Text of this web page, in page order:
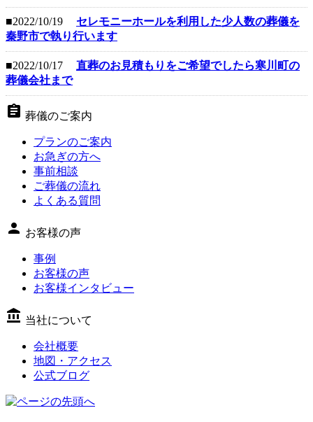
■2022/10/19
セレモニーホールを利用した少人数の葬儀を
秦野市で執り行います
■2022/10/17
直葬のお見積もりをご希望でしたら寒川町の
葬儀会社まで
assignment 葬儀のご案内
プランのご案内
お急ぎの方へ
事前相談
ご葬儀の流れ
よくある質問
person お客様の声
事例
お客様の声
お客様インタビュー
account_balance 当社について
会社概要
地図・アクセス
公式ブログ